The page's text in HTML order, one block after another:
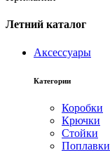
Летний каталог
Аксессуары
Категории
Коробки
Крючки
Стойки
Поплавки